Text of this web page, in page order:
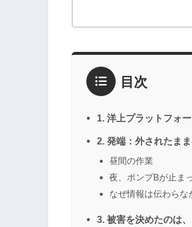
目次
1. 洋上プラットフォ
2. 発端：外されたま
昼間の作業
夜、ポンプBが止ま
なぜ情報は伝わらな
3. 被害を決めたのは